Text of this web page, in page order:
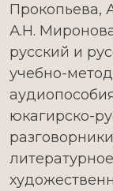
Прокопьева,
А.Н.
русский и
учебно-
юкагирско-